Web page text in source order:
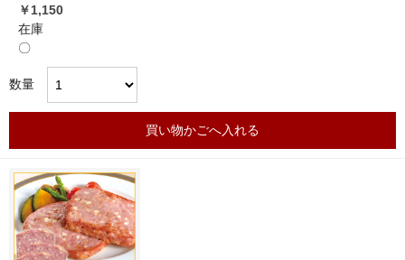
￥1,150
在庫
〇
数量
買い物かごへ入れる